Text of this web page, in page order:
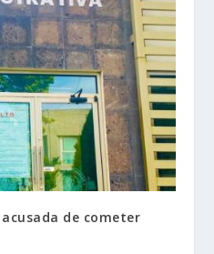
de cometer